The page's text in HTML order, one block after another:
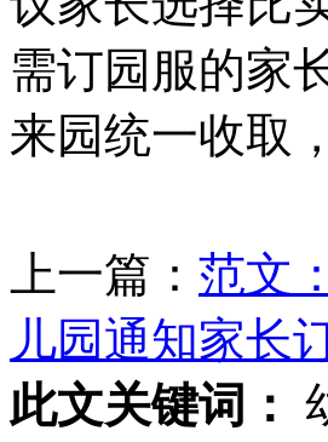
需订园服的家
来园统一收取
上一篇： 范文
儿园通知家长
此文关键词：